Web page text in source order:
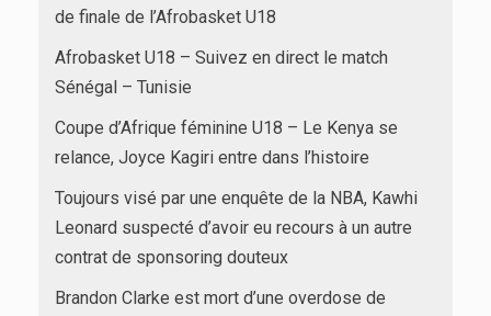
de finale de l’Afrobasket U18
Afrobasket U18 – Suivez en direct le match
Sénégal – Tunisie
Coupe d’Afrique féminine U18 – Le Kenya se
relance, Joyce Kagiri entre dans l’histoire
Toujours visé par une enquête de la NBA, Kawhi
Leonard suspecté d’avoir eu recours à un autre
contrat de sponsoring douteux
Brandon Clarke est mort d’une overdose de